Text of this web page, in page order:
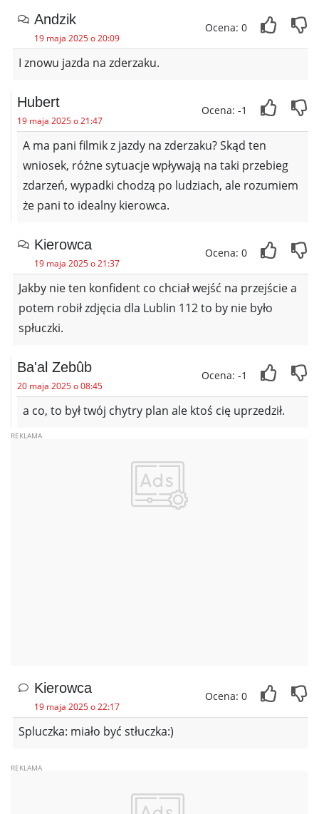
Andzik
19 maja 2025 o 20:09
Ocena: 0
I znowu jazda na zderzaku.
Hubert
19 maja 2025 o 21:47
Ocena: -1
A ma pani filmik z jazdy na zderzaku? Skąd ten
wniosek, różne sytuacje wpływają na taki przebieg
zdarzeń, wypadki chodzą po ludziach, ale rozumiem
że pani to idealny kierowca.
Kierowca
19 maja 2025 o 21:37
Ocena: 0
Jakby nie ten konfident co chciał wejść na przejście a
potem robił zdjęcia dla Lublin 112 to by nie było
spłuczki.
Ba'al Zebûb
20 maja 2025 o 08:45
Ocena: -1
a co, to był twój chytry plan ale ktoś cię uprzedził.
Kierowca
19 maja 2025 o 22:17
Ocena: 0
Spluczka: miało być stłuczka:)